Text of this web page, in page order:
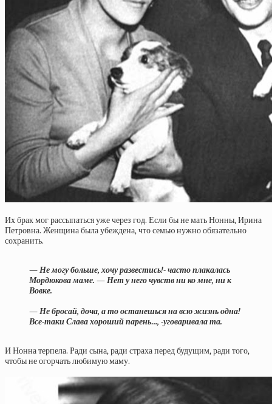
Их брак мог рассыпаться уже через год. Если бы не мать Нонны, Ирина
Петровна. Женщина была убеждена, что семью нужно обязательно
сохранить.
— Не могу больше, хочу развестись!- часто плакалась
Мордюкова маме. — Нет у него чувств ни ко мне, ни к
Вовке.
— Не бросай, доча, а то останешься на всю жизнь одна!
Все-таки Слава хороший парень…, -уговаривала та.
И Нонна терпела. Ради сына, ради страха перед будущим, ради того,
чтобы не огорчать любимую маму.